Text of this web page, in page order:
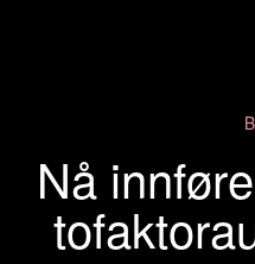
Nå